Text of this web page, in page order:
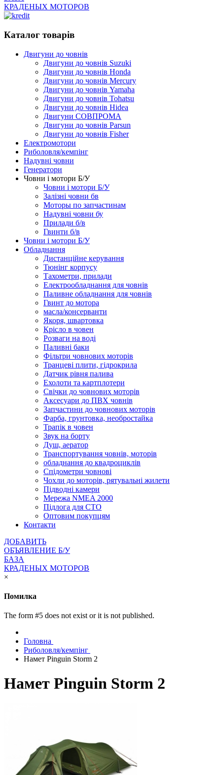
КРАДЕНЫХ МОТОРОВ
Каталог товарів
Двигуни до човнів
Двигуни до човнів Suzuki
Двигуни до човнів Honda
Двигуни до човнів Mercury
Двигуни до човнів Yamaha
Двигуни до човнів Tohatsu
Двигуни до човнів Hidea
Двигуни СОВПРОМА
Двигуни до човнів Parsun
Двигуни до човнів Fisher
Електромотори
Риболовля/кемпінг
Надувні човни
Генератори
Човни і мотори Б/У
Човни і мотори Б/У
Залізні човни бв
Моторы по запчастинам
Надувні човни бу
Прилади б/в
Гвинти б/в
Човни і мотори Б/У
Обладнання
Дистанційне керування
Тюнінг корпусу
Тахометри, прилади
Електрообладнання для човнів
Паливне обладнання для човнів
Гвинт до мотора
масла/консерванти
Якоря, швартовка
Крісло в човен
Розваги на воді
Паливні баки
Фільтри човнових моторів
Транцеві плити, гідрокрила
Датчик рівня палива
Ехолоти та картплотери
Cвічки до човнових моторів
Аксесуари до ПВХ човнів
Запчастини до човнових моторів
Фарба, грунтовка, необростайка
Трапік в човен
Звук на борту
Душ, аератор
Транспортування човнів, моторів
обладнання до квадроциклів
Спідометри човнові
Чохли до моторів, рятувальні жилети
Підводні камери
Мережа NMEA 2000
Підлога для СТО
Оптовим покупцям
Контакти
ДОБАВИТЬ
ОБЪЯВЛЕНИЕ Б/У
БАЗА
КРАДЕНЫХ МОТОРОВ
×
Помилка
The form #5 does not exist or it is not published.
Головна
Риболовля/кемпінг
Намет Pinguin Storm 2
Намет Pinguin Storm 2